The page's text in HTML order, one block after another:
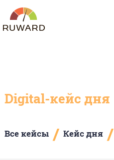
Digital-кейс дня
Все кейсы / Кейс дня /